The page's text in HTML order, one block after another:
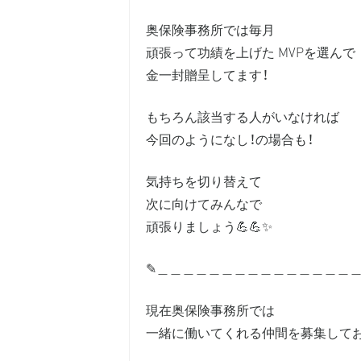
奥保険事務所では毎月
頑張って功績を上げた MVPを選んで
金一封贈呈してます！
もちろん該当する人がいなければ
今回のようになし！の場合も！
気持ちを切り替えて
次に向けてみんなで
頑張りましょう💪💪✨
✎︎＿＿＿＿＿＿＿＿＿＿＿＿＿＿＿＿
現在奥保険事務所では
一緒に働いてくれる仲間を募集して